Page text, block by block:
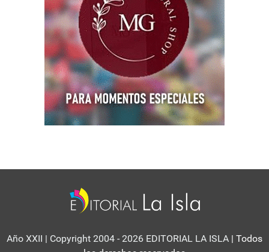
Año XXII | Copyright 2004 - 2026 EDITORIAL LA ISLA | Todos